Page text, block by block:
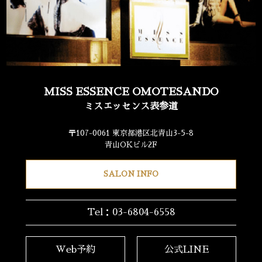
MISS ESSENCE OMOTESANDO
ミスエッセンス表参道
〒107-0061 東京都港区北青山3-5-8
青山OKビル2F
SALON INFO
Tel：03-6804-6558
Web予約 公式LINE